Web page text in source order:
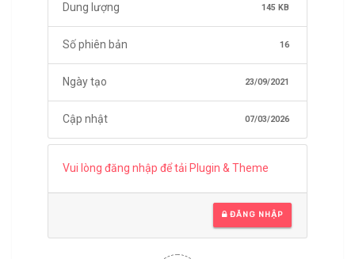
Dung lượng 145 KB
Số phiên bản 16
Ngày tạo 23/09/2021
Cập nhật 07/03/2026
Vui lòng đăng nhập để tải Plugin & Theme
ĐĂNG NHẬP